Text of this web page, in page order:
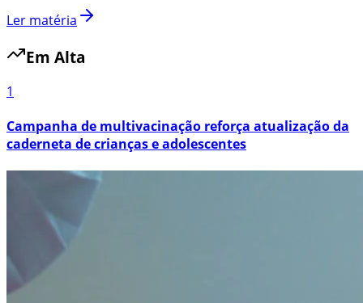
Ler matéria
Em Alta
1
Campanha de multivacinação reforça atualização da
caderneta de crianças e adolescentes